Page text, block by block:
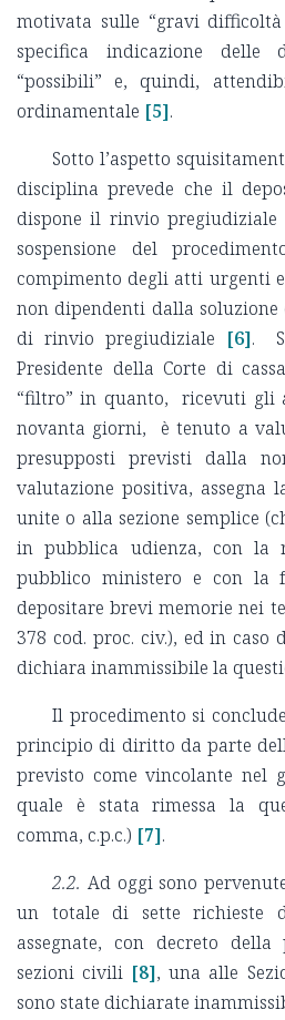
motivata sulle “gravi
specifica indicazione delle
“possibili” e, quindi,
ordinamentale [5].
Sotto l’aspetto
disciplina prevede che il
dispone il rinvio pregiudiziale
sospensione del
compimento degli atti urgenti
non dipendenti dalla soluzione
di rinvio pregiudiziale [6].
Presidente della Corte di
“filtro” in quanto, ricevuti gli
novanta giorni, è tenuto a
presupposti previsti dalla
valutazione positiva, assegna
unite o alla sezione semplice
in pubblica udienza, con la
pubblico ministero e con
depositare brevi memorie nei
378 cod. proc. civ.), ed in caso
dichiara inammissibile la
Il procedimento si
principio di diritto da parte
previsto come vincolante nel
quale è stata rimessa la
comma, c.p.c.) [7].
2.2. Ad oggi sono
un totale di sette richieste
assegnate, con decreto
sezioni civili [8], una alle
sono state dichiarate